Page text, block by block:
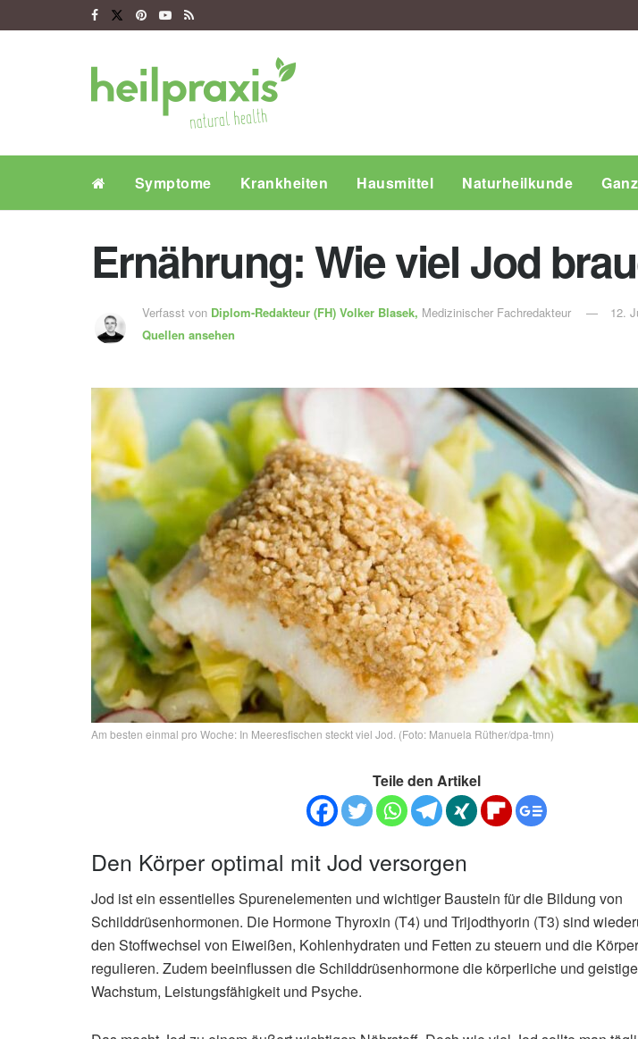
Symptome Krankheiten Hausmittel Naturheilkunde
Ernährung: Wie viel Jod
Verfasst von Diplom-Redakteur (FH) Volker Blasek, Medizinischer Fachredakteur
Quellen ansehen
12.
Am besten einmal pro Woche: In Meeresfischen steckt viel Jod. (Foto: Manuela Rüther/dpa-tmn)
Teile den Artikel
Den Körper optimal mit Jod versorgen
Jod ist ein essentielles Spurenelementen und wichtiger Baustein für die Bildung von
Schilddrüsenhormonen. Die Hormone Thyroxin (T4) und Trijodthyorin (T3) sind
den Stoffwechsel von Eiweißen, Kohlenhydraten und Fetten zu steuern und die
regulieren. Zudem beeinflussen die Schilddrüsenhormone die körperliche und
Wachstum, Leistungsfähigkeit und Psyche.